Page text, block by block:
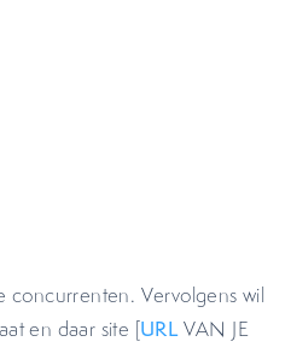
concurrenten. Vervolgens wil
en daar site [URLVAN JE